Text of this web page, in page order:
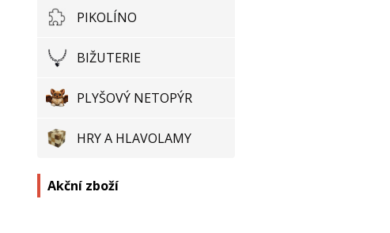
PIKOLÍNO
BIŽUTERIE
PLYŠOVÝ NETOPÝR
HRY A HLAVOLAMY
Akční zboží